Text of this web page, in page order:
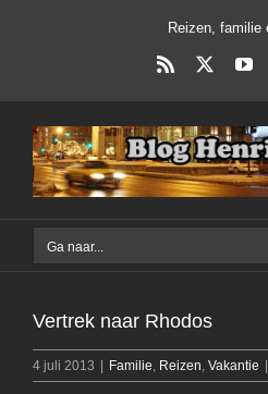
Reizen, familie
Rss
Ga naar...
Vertrek naar Rhodos
4 juli 2013 | Familie, Reizen, Vakantie |